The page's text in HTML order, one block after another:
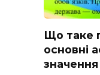
Що таке
основні
значення